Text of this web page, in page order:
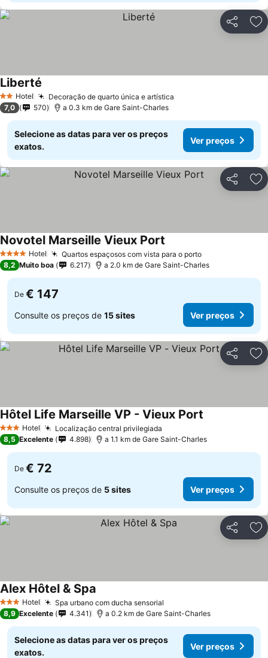
Partilhar
2 Estrelas
Hotel Decoração de quarto única e artística
Liberté
7,0 570 a 0.3 km de Gare Saint-Charles
Selecione as datas para ver os preços
exatos.
Ver preços
Partilhar
4 EstrelasHotel Quartos espaçosos com vista para o portoVer preços
Novotel Marseille Vieux Port
8,2 Muito boa 6.217 a 2.0 km de Gare Saint-Charles
De € 147
Consulte os preços de 15 sites Ver preços
Partilhar
3 EstrelasHotel Localização central privilegiada
Hôtel Life Marseille VP - Vieux Port
8,5 Excelente 4.898 a 1.1 km de Gare Saint-Charles
De € 72
Consulte os preços de 5 sites Ver preços
Partilhar
3 EstrelasHotel Spa urbano com ducha sensorial
Alex Hôtel & Spa
8,9 Excelente 4.341 a 0.2 km de Gare Saint-Charles
Selecione as datas para ver os preços
exatos.
Ver preços